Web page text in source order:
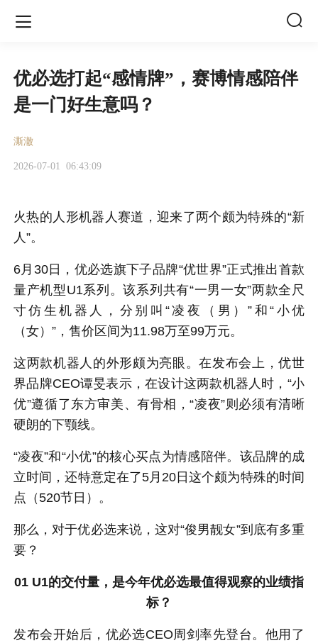
 
优必选打起“感情牌”，赛博情感陪伴
是一门好生意吗？
澌澈
2026-07-01 06:43:09
火热的人形机器人赛道，迎来了两个颇为特殊的“新
人”。
6月30日，优必选旗下子品牌“优世界”正式推出首款
量产机型U1系列。该系列共有“一男一女”两款全尺
寸仿生机器人，分别叫“凌夜（男）”和“小优
（女）”，售价区间为11.98万至99万元。
这两款机器人的外形颇为亮眼。在发布会上，优世
界品牌CEO谭旻表示，在设计这两款机器人时，“小
优”遵循了东方审美、有骨相，“凌夜”则必须有清晰
硬朗的下颚线。
“凌夜”和“小优”的核心买点为情感陪伴。该品牌的成
立时间，还特意定在了5月20日这个颇为特殊的时间
点（520节日）。
那么，对于优必选来说，这对“俊男靓女”到底有多重
要？
01 U1的交付量，是今年优必选最值得观察的业绩指
标？
发布会开始后，优必选CEO周剑率先登台。他用了